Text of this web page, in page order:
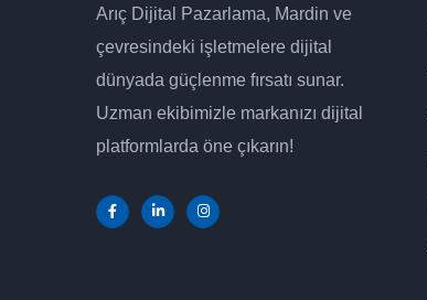
Arıç Dijital Pazarlama, Mardin ve
çevresindeki işletmelere dijital
dünyada güçlenme fırsatı sunar.
Uzman ekibimizle markanızı dijital
platformlarda öne çıkarın!